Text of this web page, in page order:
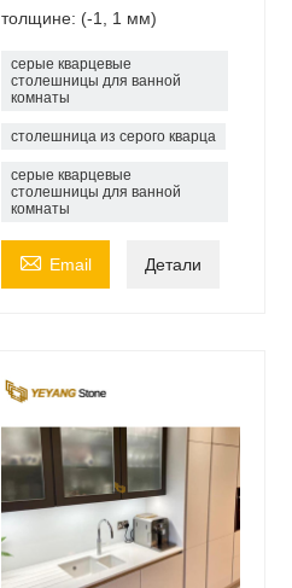
толщине: (-1, 1 мм)
серые кварцевые
столешницы для ванной
комнаты
столешница из серого кварца
серые кварцевые
столешницы для ванной
комнаты
 Email Детали